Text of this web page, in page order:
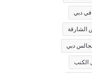
دبي
الشارقة
دبي
الكنب